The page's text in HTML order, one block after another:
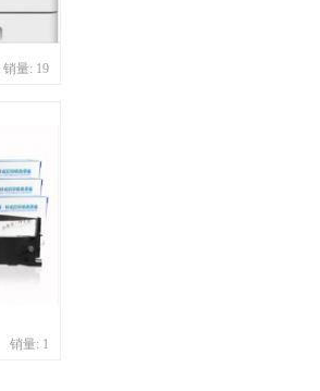
销量: 19
销量: 1